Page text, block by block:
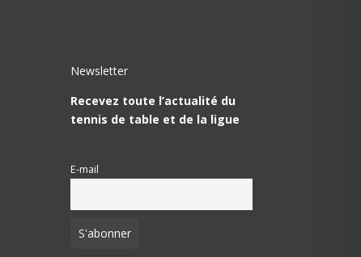
Newsletter
Recevez toute l’actualité du
tennis de table et de la ligue
E-mail